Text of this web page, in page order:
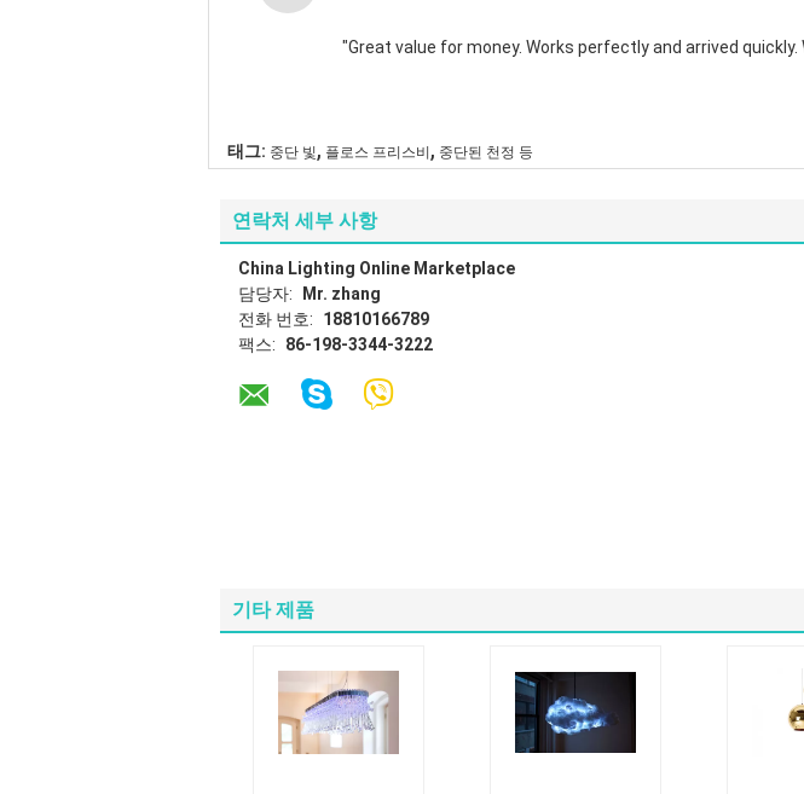
"Great value for money. Works perfectly and arrived quickly.
태그: 중단 빛, 플로스 프리스비 , 중단된 천정 등
연락처 세부 사항
China Lighting Online Marketplace
담당자:
Mr. zhang
전화 번호:
18810166789
팩스:
86-198-3344-3222
기타 제품